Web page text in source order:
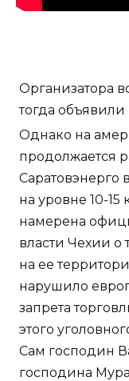
Организатора
тогда объявили
Однако на
продолжается
Саратовэнерго
на уровне 10-15
намерена
власти Чехии о
на ее
нарушило
запрета
этого
Сам господин
господина